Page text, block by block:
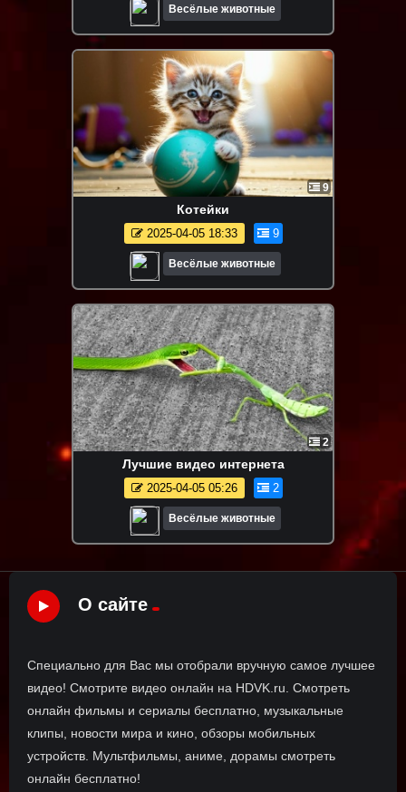
Весёлые животные
9
Котейки
2025-04-05 18:33 9
Весёлые животные
2
Лучшие видео интернета
2025-04-05 05:26 2
Весёлые животные
О сайте
Специально для Вас мы отобрали вручную самое лучшее
видео! Смотрите видео онлайн на HDVK.ru. Смотреть
онлайн фильмы и сериалы бесплатно, музыкальные
клипы, новости мира и кино, обзоры мобильных
устройств. Мультфильмы, аниме, дорамы смотреть
онлайн бесплатно!